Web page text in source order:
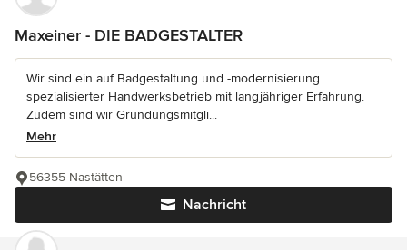
Maxeiner - DIE BADGESTALTER
Wir sind ein auf Badgestaltung und -modernisierung
spezialisierter Handwerksbetrieb mit langjähriger Erfahrung.
Zudem sind wir Gründungsmitgli...
Mehr
Nachricht
56355 Nastätten